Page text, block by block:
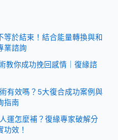
等於結束！結合能量轉換與和
業諮詢
教你成功挽回感情｜復緣諮
有效嗎？5大復合成功案例與
指南
運怎麼補？復緣專家破解分
效！